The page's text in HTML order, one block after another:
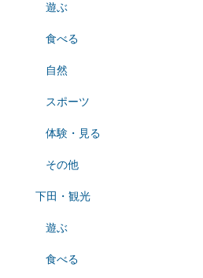
遊ぶ
食べる
自然
スポーツ
体験・見る
その他
下田・観光
遊ぶ
食べる